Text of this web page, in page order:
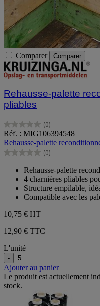
Comparer Comparer
Rehausse-palette
pliables
(0)
0.0
sur
5
étoiles.
Réf. : MIG106394548
Rehausse-palette
(0)
0.0
étoiles.
Rehausse-palette
4 charnières pliables
Structure empilable,
Compatible avec les
10,75 € HT
12,90 € TTC
L'unité
-
Ajouter au panier
Le produit est actuellement
stock.